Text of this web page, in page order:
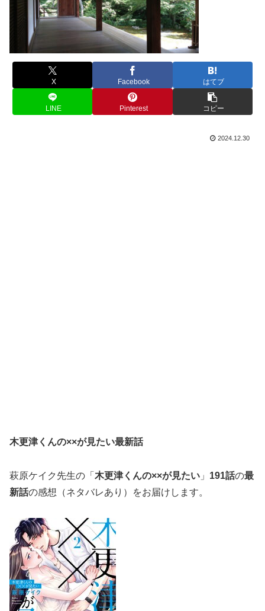
X Facebook はてブ
LINE Pinterest コピー
2024.12.30
木更津くんの××が見たい最新話
萩原ケイク先生の「 木更津くんの××が見たい 」 191話の最
新話の感想（ネタバレあり）をお届けします。